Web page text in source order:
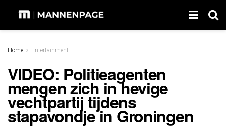
Home Entertainment
VIDEO: Politieagenten
mengen zich in hevige
vechtpartij tijdens
stapavondje in Groningen